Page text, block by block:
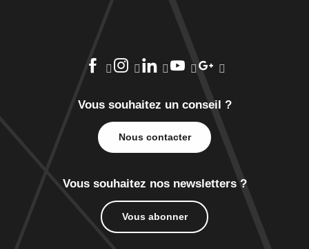
Vous souhaitez un conseil ?
Nous contacter
Vous souhaitez nos newsletters ?
Vous abonner